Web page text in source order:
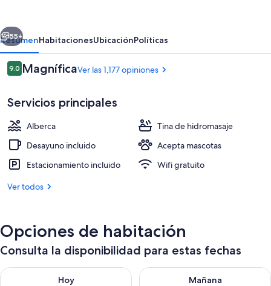
Suites
by
Wyndham
University
Terraza o patio
Siguiente
55+
ResumenHabitacionesUbicaciónPolíticas
Opiniones
9.09.0 de 10,
MagníficaVer las 1,177 opiniones
Servicios principales
Alberca
Tina de hidromasaje
Desayuno incluido
Acepta mascotas
Estacionamiento incluido
Wifi gratuito
Ver todos
Opciones de habitación
Consulta la disponibilidad para estas fechas
Hoy
Consulta la disponibilidad para hoy ago 6 - ago 7
Mañana
Consulta la disponibilidad